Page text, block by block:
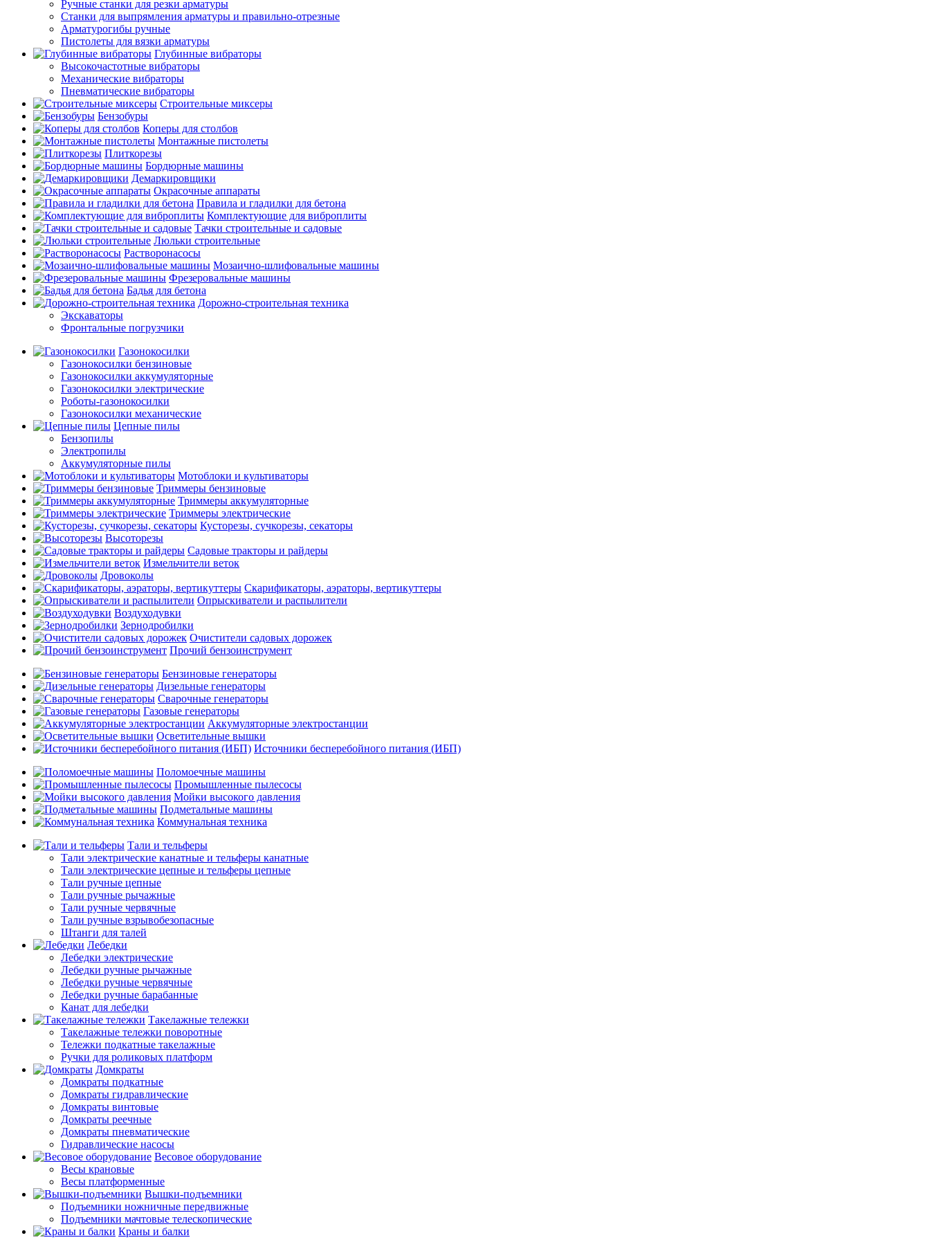
Ручные станки для резки арматуры
Станки для выпрямления арматуры и правильно-отрезные
Арматурогибы ручные
Пистолеты для вязки арматуры
Глубинные вибраторы
Высокочастотные вибраторы
Механические вибраторы
Пневматические вибраторы
Строительные миксеры
Бензобуры
Коперы для столбов
Монтажные пистолеты
Плиткорезы
Бордюрные машины
Демаркировщики
Окрасочные аппараты
Правила и гладилки для бетона
Комплектующие для виброплиты
Тачки строительные и садовые
Люльки строительные
Растворонасосы
Мозаично-шлифовальные машины
Фрезеровальные машины
Бадья для бетона
Дорожно-строительная техника
Экскаваторы
Фронтальные погрузчики
Газонокосилки
Газонокосилки бензиновые
Газонокосилки аккумуляторные
Газонокосилки электрические
Роботы-газонокосилки
Газонокосилки механические
Цепные пилы
Бензопилы
Электропилы
Аккумуляторные пилы
Мотоблоки и культиваторы
Триммеры бензиновые
Триммеры аккумуляторные
Триммеры электрические
Кусторезы, сучкорезы, секаторы
Высоторезы
Садовые тракторы и райдеры
Измельчители веток
Дровоколы
Скарификаторы, аэраторы, вертикуттеры
Опрыскиватели и распылители
Воздуходувки
Зернодробилки
Очистители садовых дорожек
Прочий бензоинструмент
Бензиновые генераторы
Дизельные генераторы
Сварочные генераторы
Газовые генераторы
Аккумуляторные электростанции
Осветительные вышки
Источники бесперебойного питания (ИБП)
Поломоечные машины
Промышленные пылесосы
Мойки высокого давления
Подметальные машины
Коммунальная техника
Тали и тельферы
Тали электрические канатные и тельферы канатные
Тали электрические цепные и тельферы цепные
Тали ручные цепные
Тали ручные рычажные
Тали ручные червячные
Тали ручные взрывобезопасные
Штанги для талей
Лебедки
Лебедки электрические
Лебедки ручные рычажные
Лебедки ручные червячные
Лебедки ручные барабанные
Канат для лебедки
Такелажные тележки
Такелажные тележки поворотные
Тележки подкатные такелажные
Ручки для роликовых платформ
Домкраты
Домкраты подкатные
Домкраты гидравлические
Домкраты винтовые
Домкраты реечные
Домкраты пневматические
Гидравлические насосы
Весовое оборудование
Весы крановые
Весы платформенные
Вышки-подъемники
Подъемники ножничные передвижные
Подъемники мачтовые телескопические
Краны и балки